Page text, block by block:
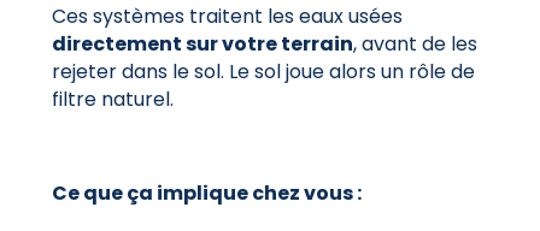
Ces systèmes traitent les eaux usées
directement sur votre terrain, avant de les
rejeter dans le sol. Le sol joue alors un rôle de
filtre naturel.
Ce que ça implique chez vous :